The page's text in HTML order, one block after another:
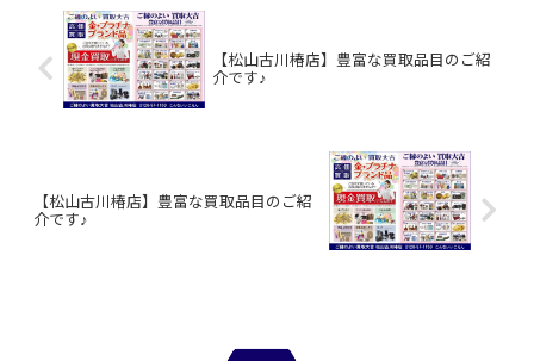
【松山古川椿店】豊富な買取品目のご紹
介です♪
【松山古川椿店】豊富な買取品目のご紹
介です♪